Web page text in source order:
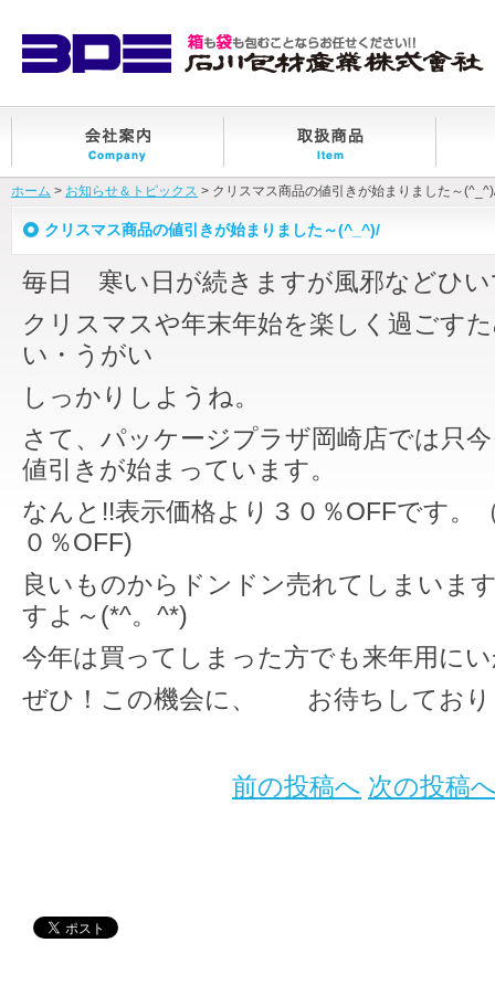
ホーム > お知らせ＆トピックス > クリスマス商品の値引きが始まりました～
クリスマス商品の値引きが始まりました～(^_^)/
毎日 寒い日が続きますが風邪などひ
クリスマスや年末年始を楽しく過ごす
い・うがい
しっかりしようね。
さて、パッケージプラザ岡崎店では只
値引きが始まっています。
なんと!!表示価格より３０％OFFです。
０％OFF)
良いものからドンドン売れてしまいま
すよ～(*^。^*)
今年は買ってしまった方でも来年用に
ぜひ！この機会に、 お待ちしており
前の投稿へ 次の投稿